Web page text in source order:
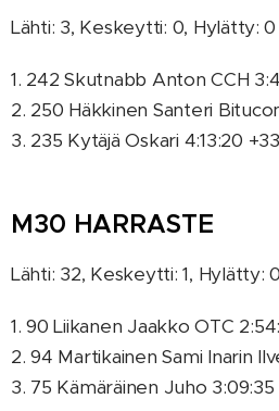
Lähti: 3, Keskeytti: 0, Hylätty: 0
1. 242 Skutnabb Anton CCH
2. 250 Häkkinen Santeri
3. 235 Kytäjä Oskari 4:13:20
M30 HARRASTE
Lähti: 32, Keskeytti: 1, Hylätty: 0
1. 90 Liikanen Jaakko OTC
2. 94 Martikainen Sami Inarin
3. 75 Kämäräinen Juho 3:09:35